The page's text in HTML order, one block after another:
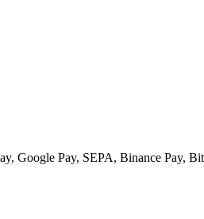
Google Pay, SEPA, Binance Pay,